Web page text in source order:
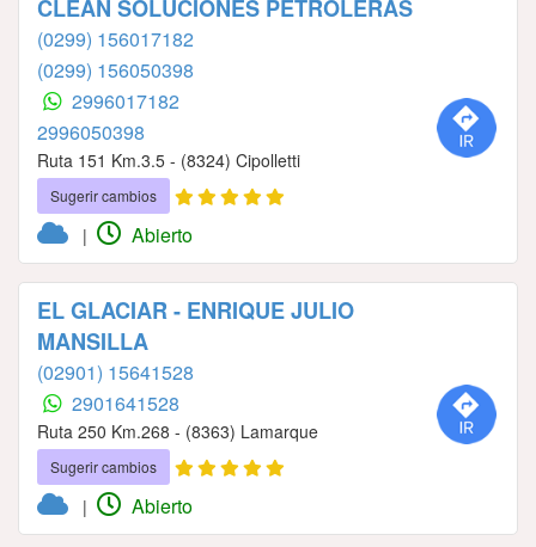
CLEAN SOLUCIONES PETROLERAS
(0299) 156017182
(0299) 156050398
2996017182
2996050398
Ruta 151 Km.3.5 - (8324) Cipolletti
Sugerir cambios
| Abierto
EL GLACIAR - ENRIQUE JULIO
MANSILLA
(02901) 15641528
2901641528
Ruta 250 Km.268 - (8363) Lamarque
Sugerir cambios
| Abierto